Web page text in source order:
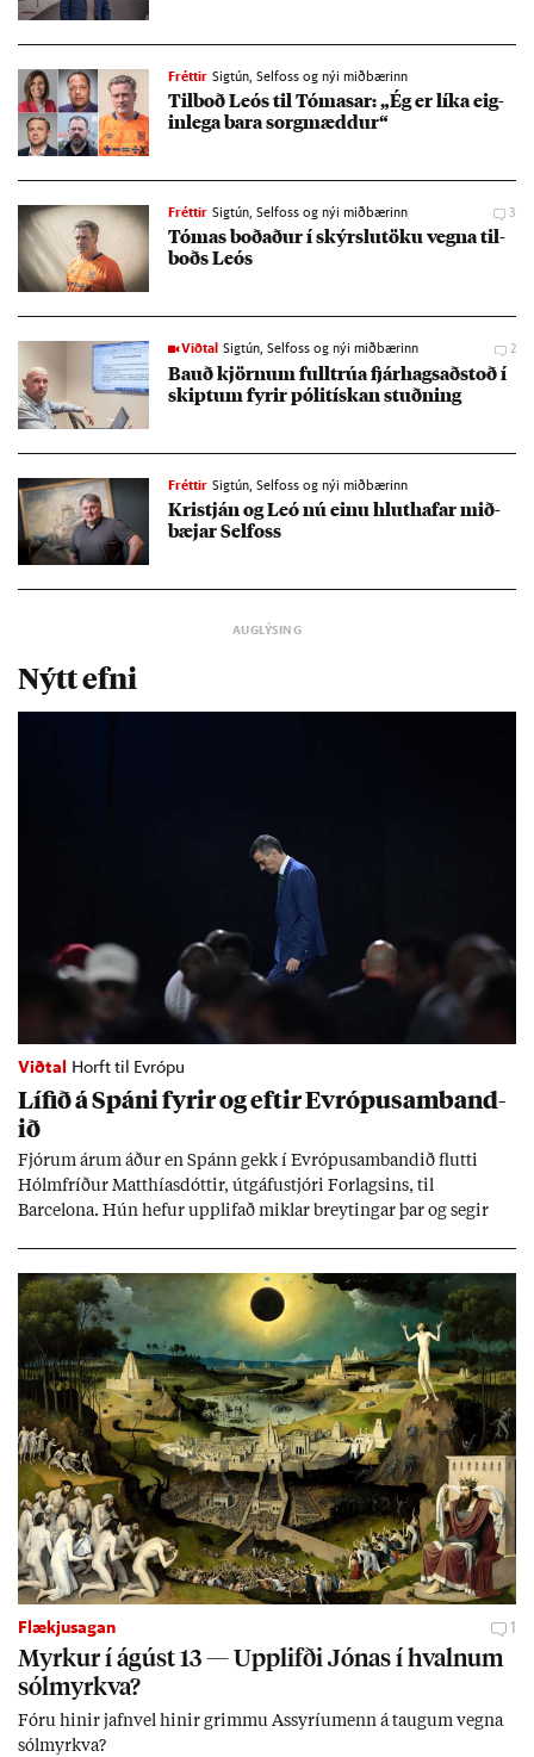
Fréttir Sigtún, Selfoss og nýi miðbærinn
Til­boð Leós til Tóm­as­ar: „Ég er líka eig­
in­lega bara sorg­mædd­ur“
Fréttir Sigtún, Selfoss og nýi miðbærinn 3
Tóm­as boð­að­ur í skýrslu­töku vegna til­
boðs Leós
Viðtal Sigtún, Selfoss og nýi miðbærinn 2
Bauð kjörn­um full­trúa fjár­hags­að­stoð í
skipt­um fyr­ir póli­tísk­an stuðn­ing
Fréttir Sigtún, Selfoss og nýi miðbærinn
Kristján og Leó nú einu hlut­haf­ar mið­
bæj­ar Sel­foss
Nýtt efni
Viðtal Horft til Evrópu
Líf­ið á Spáni fyr­ir og eft­ir Evr­ópu­sam­band­
ið
Fjór­um ár­um áð­ur en Spánn gekk í Evr­ópu­sam­band­ið flutti
Hólm­fríð­ur Matth­ías­dótt­ir, út­gáfu­stjóri For­lags­ins, til
Barcelona. Hún hef­ur upp­lif­að mikl­ar breyt­ing­ar þar og seg­ir
jafnt sem styrkj­um til menn­ing­ar­mála. Þá hafi katalónsk­an hlot­
ið með­byr.
Flækjusagan 1
Myrk­ur í ág­úst 13 — Upp­lifði Jón­as í hvaln­um
sól­myrkva?
Fóru hinir jafn­vel hinir grimmu Ass­yríu­menn á taug­um vegna
sól­myrkva?